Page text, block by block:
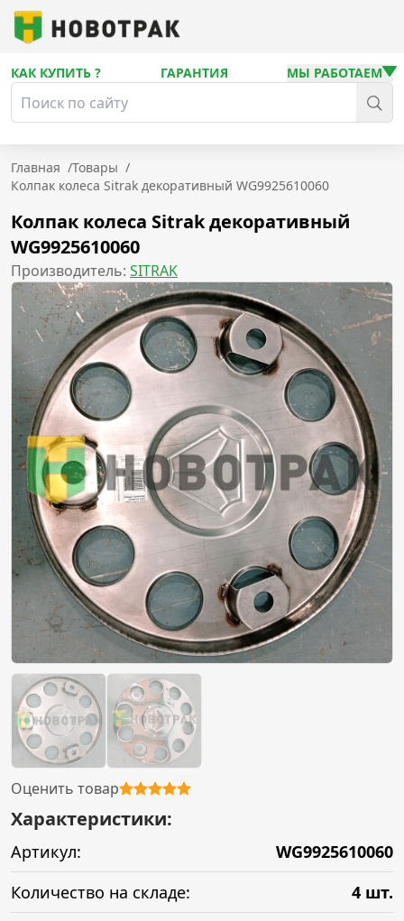
КАК КУПИТЬ ? ГАРАНТИЯ МЫ РАБОТАЕМ
Главная /Товары /
Колпак колеса Sitrak декоративный WG9925610060
Колпак колеса Sitrak декоративный
WG9925610060
Производитель: SITRAK
Оценить товар
Характеристики:
Артикул:
WG9925610060
Количество на складе:
4 шт.